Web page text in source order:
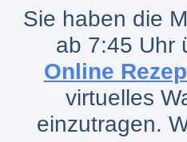
Sie haben die
ab 7:45 Uhr
Online
virtuelles
einzutragen.